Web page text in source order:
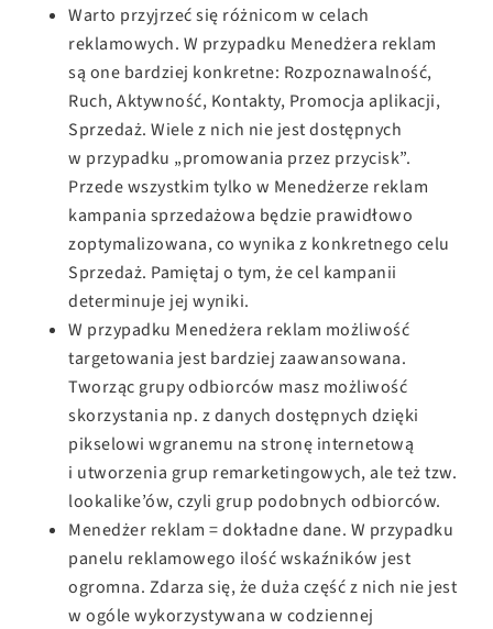
Warto przyjrzeć się różnicom w celach
reklamowych. W przypadku Menedżera reklam
są one bardziej konkretne: Rozpoznawalność,
Ruch, Aktywność, Kontakty, Promocja aplikacji,
Sprzedaż. Wiele z nich nie jest dostępnych
w przypadku „promowania przez przycisk”.
Przede wszystkim tylko w Menedżerze reklam
kampania sprzedażowa będzie prawidłowo
zoptymalizowana, co wynika z konkretnego celu
Sprzedaż. Pamiętaj o tym, że cel kampanii
determinuje jej wyniki.
W przypadku Menedżera reklam możliwość
targetowania jest bardziej zaawansowana.
Tworząc grupy odbiorców masz możliwość
skorzystania np. z danych dostępnych dzięki
pikselowi wgranemu na stronę internetową
i utworzenia grup remarketingowych, ale też tzw.
lookalike’ów, czyli grup podobnych odbiorców.
Menedżer reklam = dokładne dane. W przypadku
panelu reklamowego ilość wskaźników jest
ogromna. Zdarza się, że duża część z nich nie jest
w ogóle wykorzystywana w codziennej